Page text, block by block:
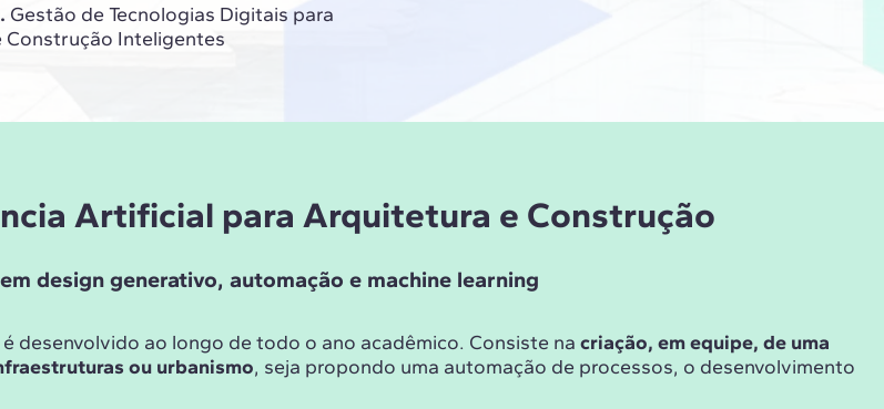
Gestão de Tecnologias Digitais para
Construção Inteligentes
Artificial para Arquitetura e Construção
design generativo, automação e machine learning
desenvolvido ao longo de todo o ano acadêmico. Consiste na criação, em equipe, de uma
ou urbanismo, seja propondo uma automação de processos, o desenvolvimento